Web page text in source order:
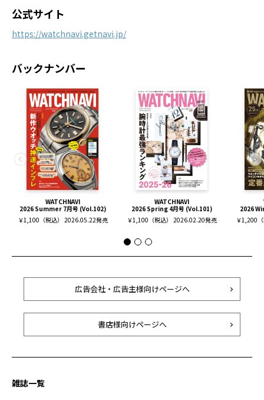
公式サイト
https://watchnavi.getnavi.jp/
バックナンバー
WATCHNAVI
2026 Summer 7月号 (Vol.102)
￥1,100（税込） 2026.05.22発売
WATCHNAVI
2026 Spring 4月号 (Vol.101)
￥1,100（税込） 2026.02.20発売
2026
￥1,200
広告会社・広告主様向けページへ
書店様向けページへ
雑誌一覧